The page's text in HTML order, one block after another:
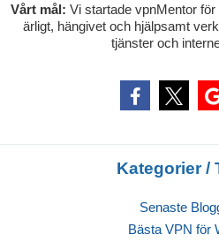
Vårt mål: Vi startade vpnMentor
ärligt, hängivet och hjälpsamt
tjänster och
Kategorier /
Senaste
Bästa VPN för